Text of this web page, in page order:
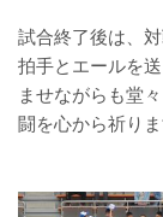
試合終了後は、
拍手とエールを
ませながらも堂
闘を心から祈りま